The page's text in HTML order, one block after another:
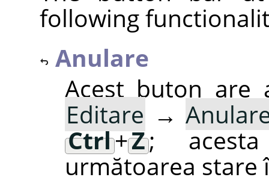
following
Anulare
Acest buton are
Editare →
Ctrl+Z;
următoarea stare